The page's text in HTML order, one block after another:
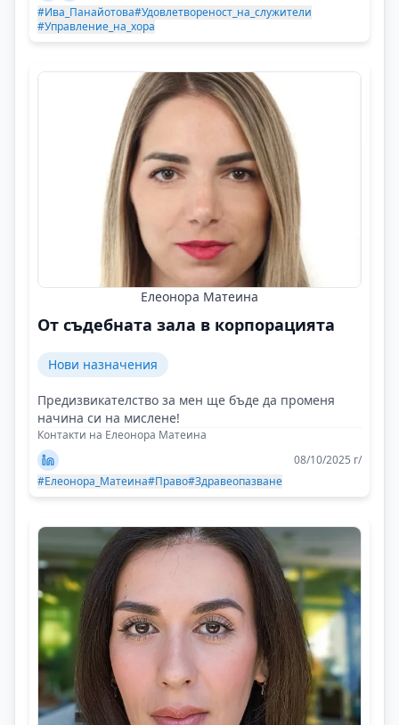
#Ива_Панайотова#Удовлетвореност_на_служители
#Управление_на_хора
Елеонора Матеина
От съдебната зала в корпорацията
Нови назначения
Предизвикателство за мен ще бъде да променя
начина си на мислене!
Контакти на Елеонора Матеина
08/10/2025 г/
#Елеонора_Матеина#Право#Здравеопазване